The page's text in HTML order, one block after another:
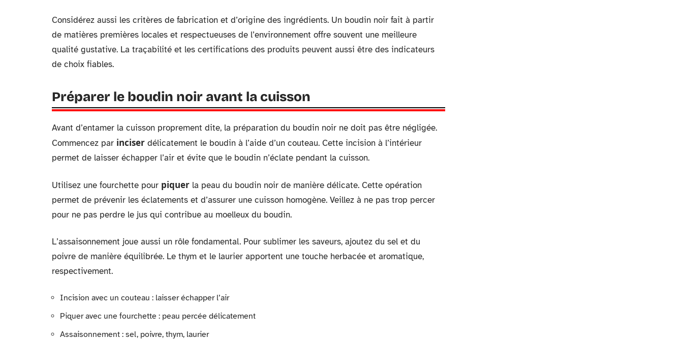
Considérez aussi les critères de fabrication et d’origine des ingrédients. Un boudin noir fait à partir
de matières premières locales et respectueuses de l’environnement offre souvent une meilleure
qualité gustative. La traçabilité et les certifications des produits peuvent aussi être des indicateurs
de choix fiables.
Préparer le boudin noir avant la cuisson
Avant d’entamer la cuisson proprement dite, la préparation du boudin noir ne doit pas être négligée.
Commencez par inciser délicatement le boudin à l’aide d’un couteau. Cette incision à l’intérieur
permet de laisser échapper l’air et évite que le boudin n’éclate pendant la cuisson.
Utilisez une fourchette pour piquer la peau du boudin noir de manière délicate. Cette opération
permet de prévenir les éclatements et d’assurer une cuisson homogène. Veillez à ne pas trop percer
pour ne pas perdre le jus qui contribue au moelleux du boudin.
L’assaisonnement joue aussi un rôle fondamental. Pour sublimer les saveurs, ajoutez du sel et du
poivre de manière équilibrée. Le thym et le laurier apportent une touche herbacée et aromatique,
respectivement.
Incision avec un couteau : laisser échapper l’air
Piquer avec une fourchette : peau percée délicatement
Assaisonnement : sel, poivre, thym, laurier